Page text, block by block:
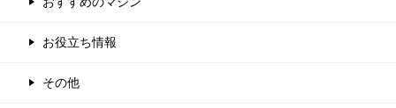
お役立ち情報
その他